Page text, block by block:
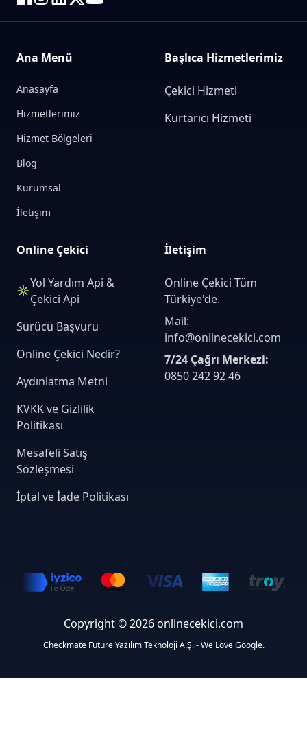
Ana Menü
Anasayfa
Hizmetlerimiz
Hizmet Bölgeleri
Blog
Kurumsal
İletişim
Başlıca Hizmetlerimiz
Çekici Hizmeti
Kurtarıcı Hizmeti
Online Çekici
Yol Yardım Api &
Çekici Api
Sürücü Başvuru
Online Çekici Nedir?
Aydınlatma Metni
KVKK ve Gizlilik
Politikası
Mesafeli Satış
Sözleşmesi
İptal ve İade Politikası
İletişim
Online Çekici Tüm
Türkiye'de.
Mail:
info@onlinecekici.com
7/24 Çağrı Merkezi:
0850 242 92 46
Copyright © 2026 onlinecekici.com
Checkmate Future Yazılım Teknoloji A.Ş. - We Love Google.